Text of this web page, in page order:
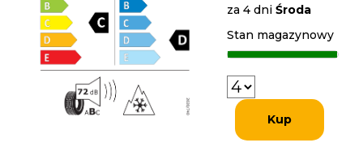
za 4 dniŚroda
Stan magazynowy
Kup